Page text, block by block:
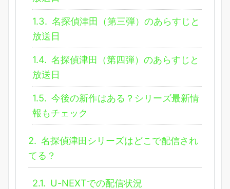
1.3. 名探偵津田（第三弾）のあらすじと
放送日
1.4. 名探偵津田（第四弾）のあらすじと
放送日
1.5. 今後の新作はある？シリーズ最新情
報もチェック
2. 名探偵津田シリーズはどこで配信され
てる？
2.1. U-NEXTでの配信状況